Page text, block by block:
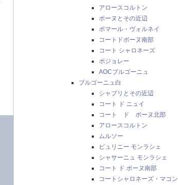
アロースコルトン
ボーヌとその近辺
ポマール・ヴォルネイ
コートドボーヌ南部
コート シャロネーズ
ボジョレー
AOCブルゴーニュ
ブルゴーニュ白
シャブリとその近辺
コート ド ニュイ
コート ド ボーヌ北部
アロースコルトン
ムルソー
ピュリニー モンラシェ
シャサーニュ モンラシェ
コート ド ボーヌ南部
コートシャロネーズ・マコン